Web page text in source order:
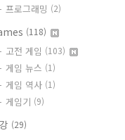
프로그래밍 (2)
(118)
고전 게임 (103)
게임 뉴스 (1)
게임 역사 (1)
게임기 (9)
(29)